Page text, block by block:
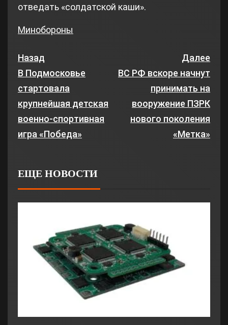
отведать «солдатской каши».
Минобороны
Назад
В Подмосковье
стартовала
крупнейшая детская
военно-спортивная
игра «Победа»
Далее
ВС РФ вскоре начнут
принимать на
вооружение ПЗРК
нового поколения
«Метка»
ЕЩЕ НОВОСТИ